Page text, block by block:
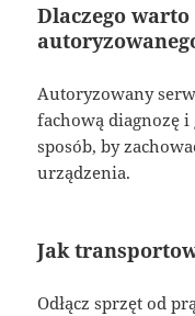
Dlaczego
Autoryzowany
fachową diagnozę
sposób, by
urządzenia.
Jak
Odłącz sprzęt od